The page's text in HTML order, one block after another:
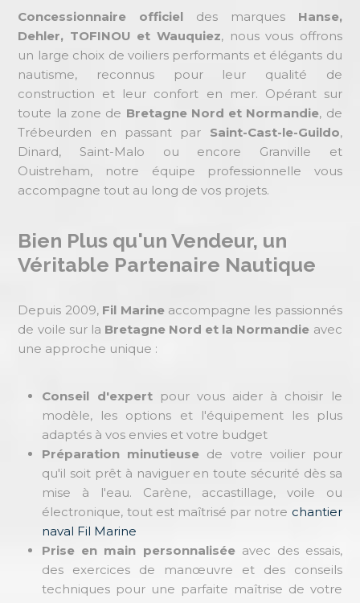
Concessionnaire officiel des marques Hanse,
Dehler, TOFINOU et Wauquiez, nous vous offrons
un large choix de voiliers performants et élégants du
nautisme, reconnus pour leur qualité de
construction et leur confort en mer. Opérant sur
toute la zone de Bretagne Nord et Normandie, de
Trébeurden en passant par Saint-Cast-le-Guildo,
Dinard, Saint-Malo ou encore Granville et
Ouistreham, notre équipe professionnelle vous
accompagne tout au long de vos projets.
Bien Plus qu'un Vendeur, un
Véritable Partenaire Nautique
Depuis 2009, Fil Marineaccompagne les passionnés
de voile sur la Bretagne Nord et la Normandie avec
une approche unique :
Conseil d'expertpour vous aider à choisir le
modèle, les options et l'équipement les plus
adaptés à vos envies et votre budget
Préparation minutieuse de votre voilier pour
qu'il soit prêt à naviguer en toute sécurité dès sa
mise à l'eau. Carène, accastillage, voile ou
électronique, tout est maîtrisé par notre chantier
naval Fil Marine
Prise en main personnaliséeavec des essais,
des exercices de manœuvre et des conseils
techniques pour une parfaite maîtrise de votre